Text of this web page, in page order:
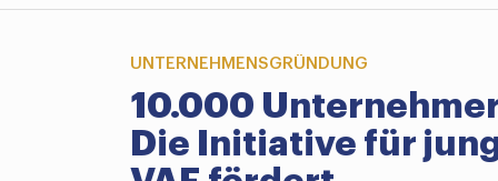
UNTERNEHMENSGRÜNDUNG
10.000
Die Initiative für